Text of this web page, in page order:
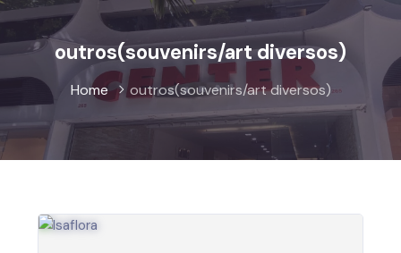
outros(souvenirs/art diversos)
Home outros(souvenirs/art diversos)